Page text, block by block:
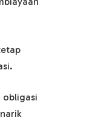
obligasi